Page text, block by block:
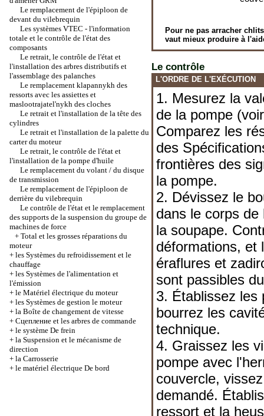
Le remplacement de l'épiploon de
devant du vilebrequin
Les systèmes VTEC - l'information
totale et le contrôle de l'état des
composants
Le retrait, le contrôle de l'état et
l'installation des arbres distributifs et
l'assemblage des palanches
Le remplacement klapannykh des
ressorts avec les assiettes et
maslootrajatel'nykh des cloches
Le retrait et l'installation de la tête des
cylindres
Le retrait et l'installation de la palette du
carter du moteur
Le retrait, le contrôle de l'état et
l'installation de la pompe d'huile
Le remplacement du volant / du disque
de transmission
Le remplacement de l'épiploon de
derrière du vilebrequin
Le contrôle de l'état et le remplacement
des supports de la suspension du groupe de
machines de force
+ Total et les grosses réparations du
moteur
+ les Systèmes du refroidissement et le
chauffage
+ les Systèmes de l'alimentation et
l'émission
+ le Matériel électrique du moteur
+ les Systèmes de gestion le moteur
+ la Boîte de changement de vitesse
+ Cцепление et les arbres de commande
+ le système De frein
+ la Suspension et le mécanisme de
direction
+ la Carrosserie
+ le matériel électrique De bord
Pour ne pas arracher
vaut mieux produire à
Le contrôle
L'ORDRE DE L'EXÉCUTION
1. Mesurez la
de la pompe
Comparez les
des
frontières des
la pompe.
2. Dévissez le
dans le corps
la soupape.
déformations, et
éraflures et
sont passibles
3. Établissez les
bourrez les
technique.
4. Graissez les
pompe avec
couvercle,
demandé.
ressort et la